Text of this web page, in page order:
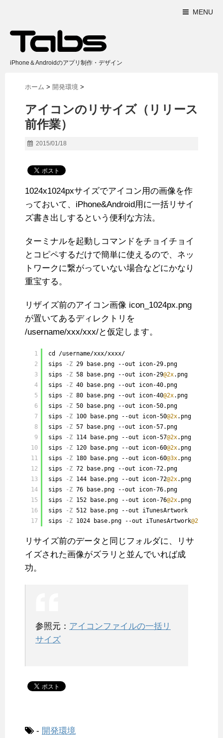
MENU
iPhone＆Androidのアプリ制作・デザイン
ホーム > 開発環境 >
アイコンのリサイズ（リリース
前作業）
2015/01/18
1024x1024pxサイズでアイコン用の画像を作
っておいて、iPhone&Android用に一括リサイ
ズ書き出しするという便利な方法。
ターミナルを起動しコマンドをチョイチョイ
とコピペするだけで簡単に使えるので、ネッ
トワークに繋がっていない場合などにかなり
重宝する。
リザイズ前のアイコン画像 icon_1024px.png
が置いてあるディレクトリを
/username/xxx/xxx/と仮定します。
1
2
3
4
5
6
7
8
9
10
11
12
13
14
15
16
17
cd /username/xxx/xxxx/
sips
-Z 29 base.png --out icon-29.png
sips
-Z 58 base.png --out icon-29@2x.png
sips
-Z 40 base.png --out icon-40.png
sips
-Z 80 base.png --out icon-40@2x.png
sips
-Z 50 base.png --out icon-50.png
sips
-Z 100 base.png --out icon-50@2x.png
sips
-Z 57 base.png --out icon-57.png
sips
-Z 114 base.png --out icon-57@2x.png
sips
-Z 120 base.png --out icon-60@2x.png
sips
-Z 180 base.png --out icon-60@3x.png
sips
-Z 72 base.png --out icon-72.png
sips
-Z 144 base.png --out icon-72@2x.png
sips
-Z 76 base.png --out icon-76.png
sips
-Z 152 base.png --out icon-76@2x.png
sips
-Z 512 base.png --out iTunesArtwork
sips
-Z 1024 base.png --out iTunesArtwork@2x
リサイズ前のデータと同じフォルダに、リサ
イズされた画像がズラリと並んでいれば成
功。
参照元： アイコンファイルの一括リ
サイズ
- 開発環境